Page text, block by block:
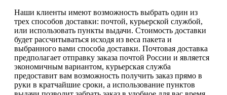
Наши клиенты имеют возможность выбрать один из
трех способов доставки: почтой, курьерской службой,
или использовать пункты выдачи. Стоимость доставки
будет рассчитываться исходя из веса пакета и
выбранного вами способа доставки. Почтовая доставка
предполагает отправку заказа почтой России и является
экономичным вариантом, курьерская служба
предоставит вам возможность получить заказ прямо в
руки в кратчайшие сроки, а использование пунктов